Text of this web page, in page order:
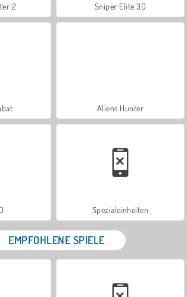
2 Sniper Elite 3D
Aliens Hunter
Spezialeinheiten
EMPFOHLENE SPIELE